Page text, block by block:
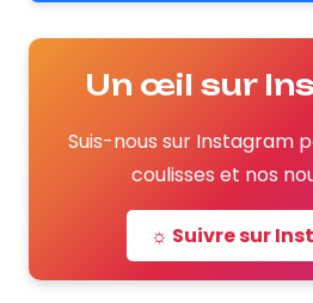
Un œil sur
Suis-nous sur Instagram
coulisses et nos
☼ Suivre sur